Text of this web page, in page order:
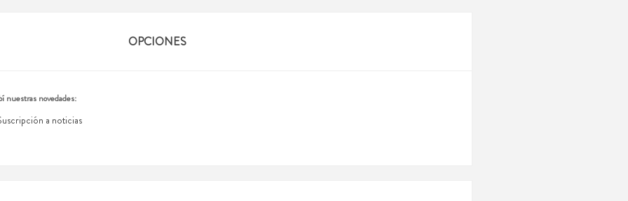
OPCIONES
nuestras novedades:
a noticias